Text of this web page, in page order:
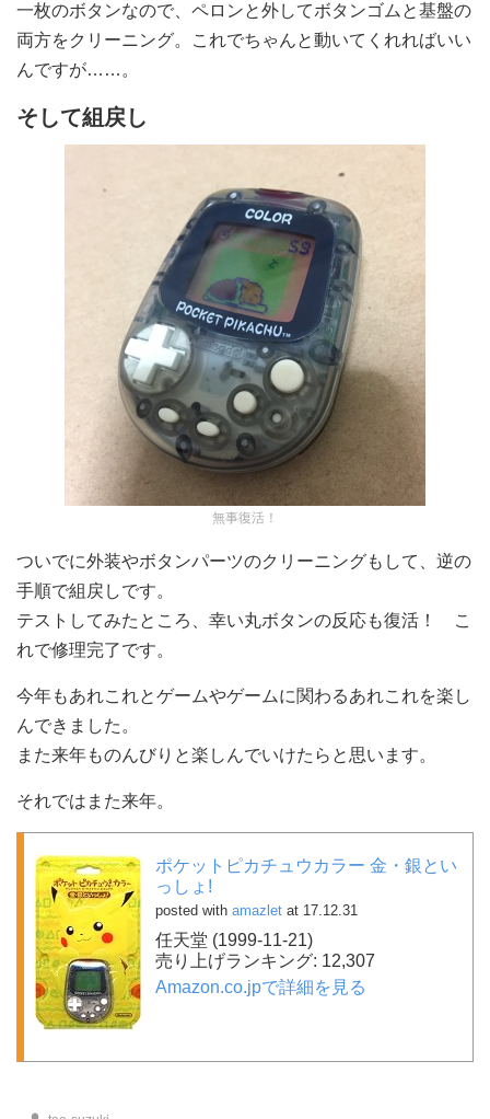
一枚のボタンなので、ペロンと外してボタンゴムと基盤の
両方をクリーニング。これでちゃんと動いてくれればいい
んですが……。
そして組戻し
無事復活！
ついでに外装やボタンパーツのクリーニングもして、逆の
手順で組戻しです。
テストしてみたところ、幸い丸ボタンの反応も復活！ こ
れで修理完了です。
今年もあれこれとゲームやゲームに関わるあれこれを楽し
んできました。
また来年ものんびりと楽しんでいけたらと思います。
それではまた来年。
ポケットピカチュウカラー 金・銀とい
っしょ!
posted with amazlet at 17.12.31
任天堂 (1999-11-21)
売り上げランキング: 12,307
Amazon.co.jpで詳細を見る